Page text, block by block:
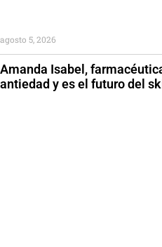
Amanda Isabel,
antiedad y es el futuro del
agosto 5, 2026